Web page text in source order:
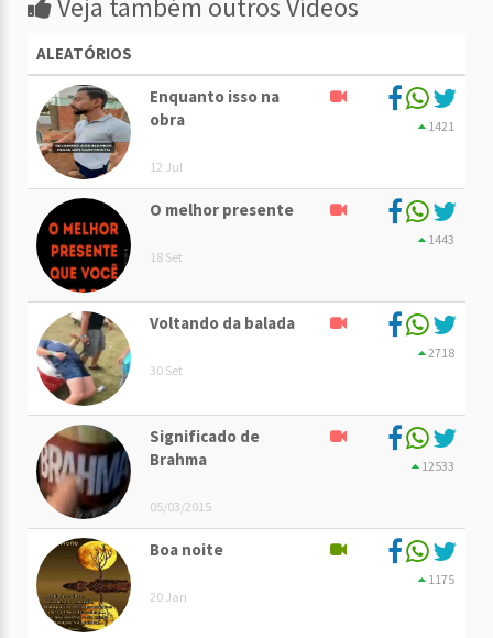
Veja também outros Vídeos
ALEATÓRIOS
Enquanto isso na
obra
12 Jul
1421
O melhor presente
18 Set
1443
Voltando da balada
30 Set
2718
Significado de
Brahma
05/03/2015
12533
Boa noite
20 Jan
1175